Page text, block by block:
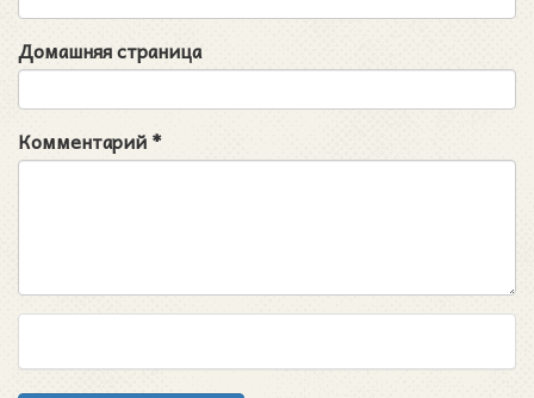
Домашняя страница
Комментарий*